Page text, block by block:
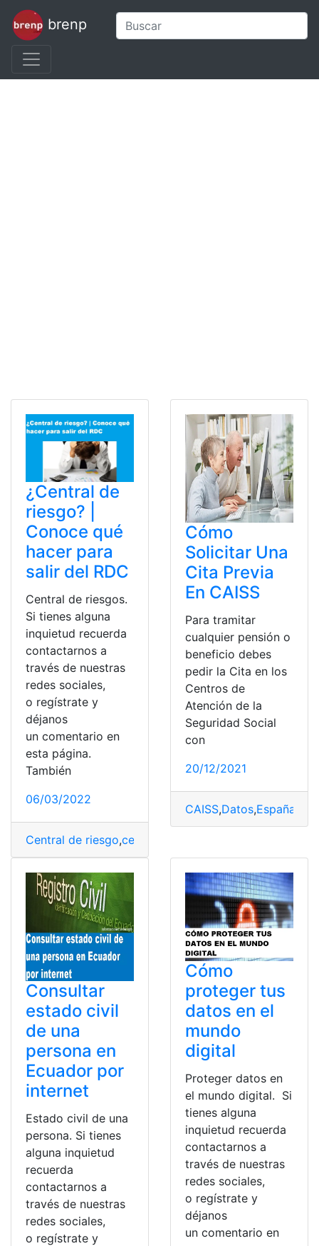
brenp
¿Central de
riesgo? |
Conoce qué
hacer para
salir del RDC
Central de riesgos.
Si tienes alguna
inquietud recuerda
contactarnos a
través de nuestras
redes sociales,
o regístrate y
déjanos
un comentario en
esta página.
También
06/03/2022
Central de riesgo,central de riesgos
Cómo
Solicitar Una
Cita Previa
En CAISS
Para tramitar
cualquier pensión o
beneficio debes
pedir la Cita en los
Centros de
Atención de la
Seguridad Social
con
20/12/2021
CAISS,Datos,España
Consultar
estado civil
de una
persona en
Ecuador por
internet
Estado civil de una
persona. Si tienes
alguna inquietud
recuerda
contactarnos a
través de nuestras
redes sociales,
o regístrate y
Cómo
proteger tus
datos en el
mundo
digital
Proteger datos en
el mundo digital. Si
tienes alguna
inquietud recuerda
contactarnos a
través de nuestras
redes sociales,
o regístrate y
déjanos
un comentario en